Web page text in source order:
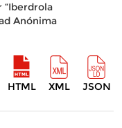
“Iberdrola
Anónima
HTML XML JSON